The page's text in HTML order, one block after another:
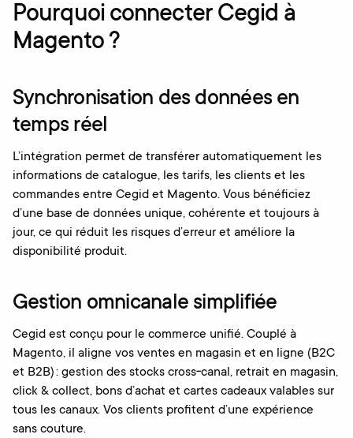
Pourquoi connecter Cegid à
Magento ?
Synchronisation des données en
temps réel
L’intégration permet de transférer automatiquement les
informations de catalogue, les tarifs, les clients et les
commandes entre Cegid et Magento. Vous bénéficiez
d’une base de données unique, cohérente et toujours à
jour, ce qui réduit les risques d’erreur et améliore la
disponibilité produit.
Gestion omnicanale simplifiée
Cegid est conçu pour le commerce unifié. Couplé à
Magento, il aligne vos ventes en magasin et en ligne (B2C
et B2B) : gestion des stocks cross‑canal, retrait en magasin,
click & collect, bons d’achat et cartes cadeaux valables sur
tous les canaux. Vos clients profitent d’une expérience
sans couture.